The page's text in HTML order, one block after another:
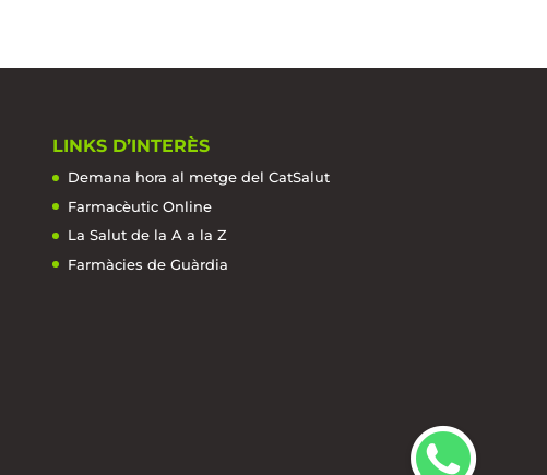
LINKS D’INTERÈS
Demana hora al metge del CatSalut
Farmacèutic Online
La Salut de la A a la Z
Farmàcies de Guàrdia